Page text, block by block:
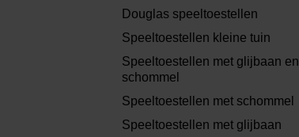
Douglas speeltoestellen
Speeltoestellen kleine tuin
Speeltoestellen met glijbaan en
schommel
Speeltoestellen met schommel
Speeltoestellen met glijbaan